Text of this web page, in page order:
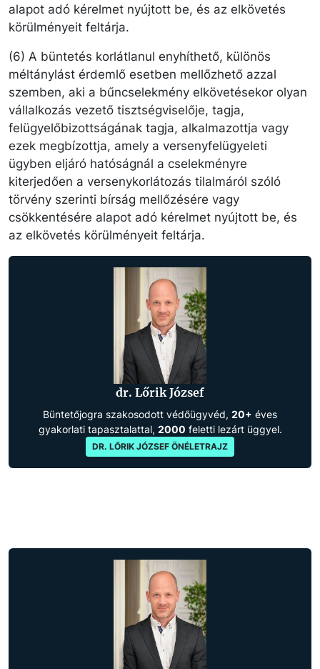
alapot adó kérelmet nyújtott be, és az elkövetés
körülményeit feltárja.
(6) A büntetés korlátlanul enyhíthető, különös
méltánylást érdemlő esetben mellőzhető azzal
szemben, aki a bűncselekmény elkövetésekor olyan
vállalkozás vezető tisztségviselője, tagja,
felügyelőbizottságának tagja, alkalmazottja vagy
ezek megbízottja, amely a versenyfelügyeleti
ügyben eljáró hatóságnál a cselekményre
kiterjedően a versenykorlátozás tilalmáról szóló
törvény szerinti bírság mellőzésére vagy
csökkentésére alapot adó kérelmet nyújtott be, és
az elkövetés körülményeit feltárja.
dr. Lőrik József
Büntetőjogra szakosodott védőügyvéd, 20+ éves
gyakorlati tapasztalattal, 2000 feletti lezárt üggyel.
DR. LŐRIK JÓZSEF ÖNÉLETRAJZ